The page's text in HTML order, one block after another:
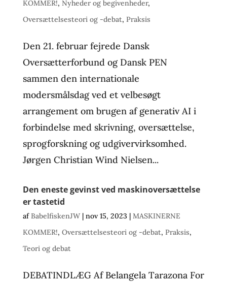
KOMMER!, Nyheder og begivenheder,
Oversættelsesteori og -debat, Praksis
Den 21. februar fejrede Dansk
Oversætterforbund og Dansk PEN
sammen den internationale
modersmålsdag ved et velbesøgt
arrangement om brugen af generativ AI i
forbindelse med skrivning, oversættelse,
sprogforskning og udgivervirksomhed.
Jørgen Christian Wind Nielsen...
Den eneste gevinst ved maskinoversættelse
er tastetid
afBabelfiskenJW| nov 15, 2023| MASKINERNE
KOMMER!, Oversættelsesteori og -debat, Praksis,
Teori og debat
DEBATINDLÆG Af Belangela Tarazona For